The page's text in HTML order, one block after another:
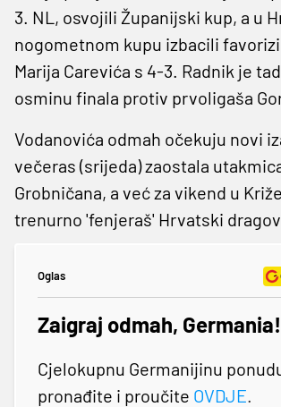
3. NL, osvojili Županijski kup, a u
nogometnom kupu izbacili
Marija Carevića s 4-3. Radnik je
osminu finala protiv prvoligaša
Vodanovića odmah očekuju novi
večeras (srijeda) zaostala
Grobničana, a već za vikend u
trenurno 'fenjeraš' Hrvatski
Oglas
Zaigraj odmah, Germania!
Cjelokupnu Germanijinu
pronađite i proučite OVDJE.